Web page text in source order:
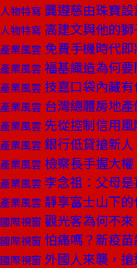
人物特寫 龔遵慈由珠寶設
人物特寫 高建文與他的
產業風雲 免費手機時代
產業風雲 福基織造為何
產業風雲 技嘉口袋內藏
產業風雲 台灣總體房地
產業風雲 先從控制信用
產業風雲 銀行低貸搶新
產業風雲 檢察長手握大
產業風雲 李念祖：父母
產業風雲 靜享富士山下
國際視窗 觀光客為何不來
國際視窗 怕痛嗎？新疫
國際視窗 外國人來襲，